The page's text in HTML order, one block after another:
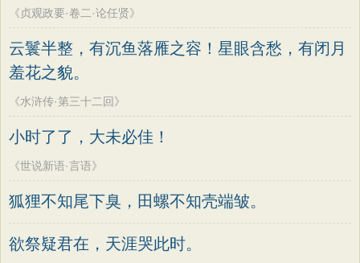
《贞观政要·卷二·论任贤》
云鬟半整，有沉鱼落雁之容！星眼含愁，有闭月
羞花之貌。
《水浒传·第三十二回》
小时了了，大未必佳！
《世说新语·言语》
狐狸不知尾下臭，田螺不知壳端皱。
欲祭疑君在，天涯哭此时。